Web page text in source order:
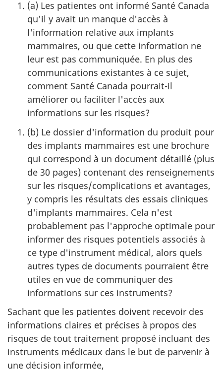
(a) Les patientes ont informé Santé Canada
qu'il y avait un manque d'accès à
l'information relative aux implants
mammaires, ou que cette information ne
leur est pas communiquée. En plus des
communications existantes à ce sujet,
comment Santé Canada pourrait-il
améliorer ou faciliter l'accès aux
informations sur les risques?
(b) Le dossier d'information du produit pour
des implants mammaires est une brochure
qui correspond à un document détaillé (plus
de 30 pages) contenant des renseignements
sur les risques/complications et avantages,
y compris les résultats des essais cliniques
d'implants mammaires. Cela n'est
probablement pas l'approche optimale pour
informer des risques potentiels associés à
ce type d'instrument médical, alors quels
autres types de documents pourraient être
utiles en vue de communiquer des
informations sur ces instruments?
Sachant que les patientes doivent recevoir des
informations claires et précises à propos des
risques de tout traitement proposé incluant des
instruments médicaux dans le but de parvenir à
une décision informée,